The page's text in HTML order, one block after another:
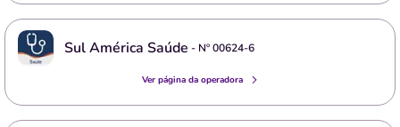
Sul América Saúde - Nº00624-6
Ver página da operadora